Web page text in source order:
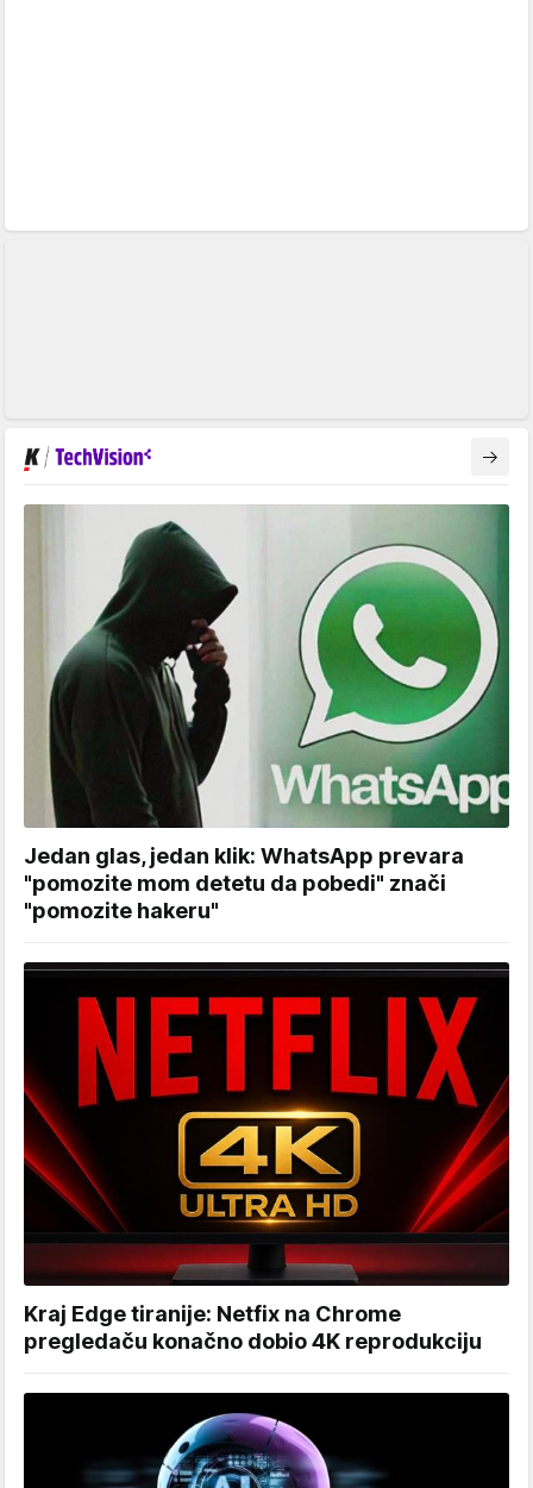
Jedan glas, jedan klik: WhatsApp prevara
"pomozite mom detetu da pobedi" znači
"pomozite hakeru"
Kraj Edge tiranije: Netfix na Chrome
pregledaču konačno dobio 4K reprodukciju